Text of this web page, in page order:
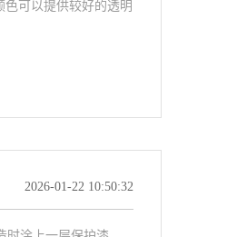
可以提供较好的透明
2026-01-22 10:50:32